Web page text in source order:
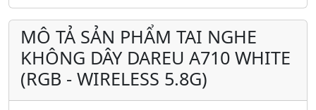
MÔ TẢ SẢN PHẨM TAI NGHE
KHÔNG DÂY DAREU A710 WHITE
(RGB - WIRELESS 5.8G)